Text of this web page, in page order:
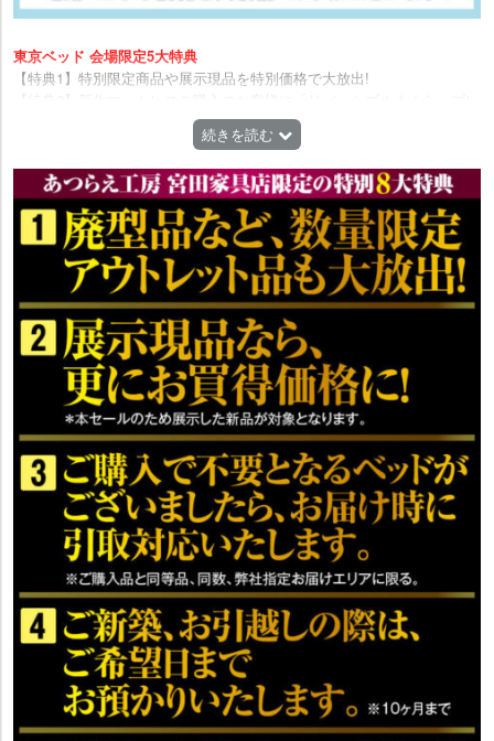
東京ベッド 会場限定5大特典
【特典1】特別限定商品や展示現品を特別価格で大放出!
【特典3】羽毛布団ご購入のお客様に掛け布団カバー「和ざらし」プレゼ
ント！
【特典4】電動ベッドご購入のお客様に「プロテクター」シーツプレゼン
ト!
【特典5】30万円以上ご購入のお客様に「寝装品3点セット」プレゼント!
※Sサイズのみ
続きを読む